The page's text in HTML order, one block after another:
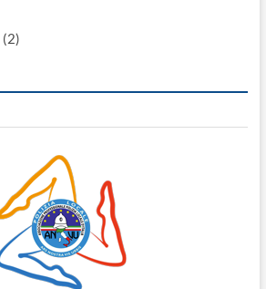
(2)